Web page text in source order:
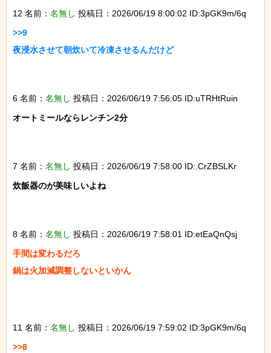
12 名前： 名無し 投稿日：2026/06/19 8:00:02 ID:3pGK9m/6q
>>9
夜浸水させて朝炊いて冷凍させるんだけど
6 名前： 名無し 投稿日：2026/06/19 7:56:05 ID:uTRHtRuin
オートミールならレンチン2分
7 名前： 名無し 投稿日：2026/06/19 7:58:00 ID:.CrZBSLKr
炊飯器のが美味しいよね
8 名前： 名無し 投稿日：2026/06/19 7:58:01 ID:etEaQnQsj
手間は変わるだろ
鍋は火加減調整しないといかん
11 名前： 名無し 投稿日：2026/06/19 7:59:02 ID:3pGK9m/6q
>>8